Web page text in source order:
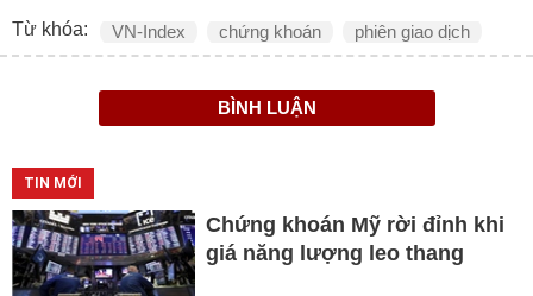
Từ khóa: VN-Index chứng khoán phiên giao dịch
BÌNH LUẬN
TIN MỚI
Chứng khoán Mỹ rời đỉnh khi
giá năng lượng leo thang